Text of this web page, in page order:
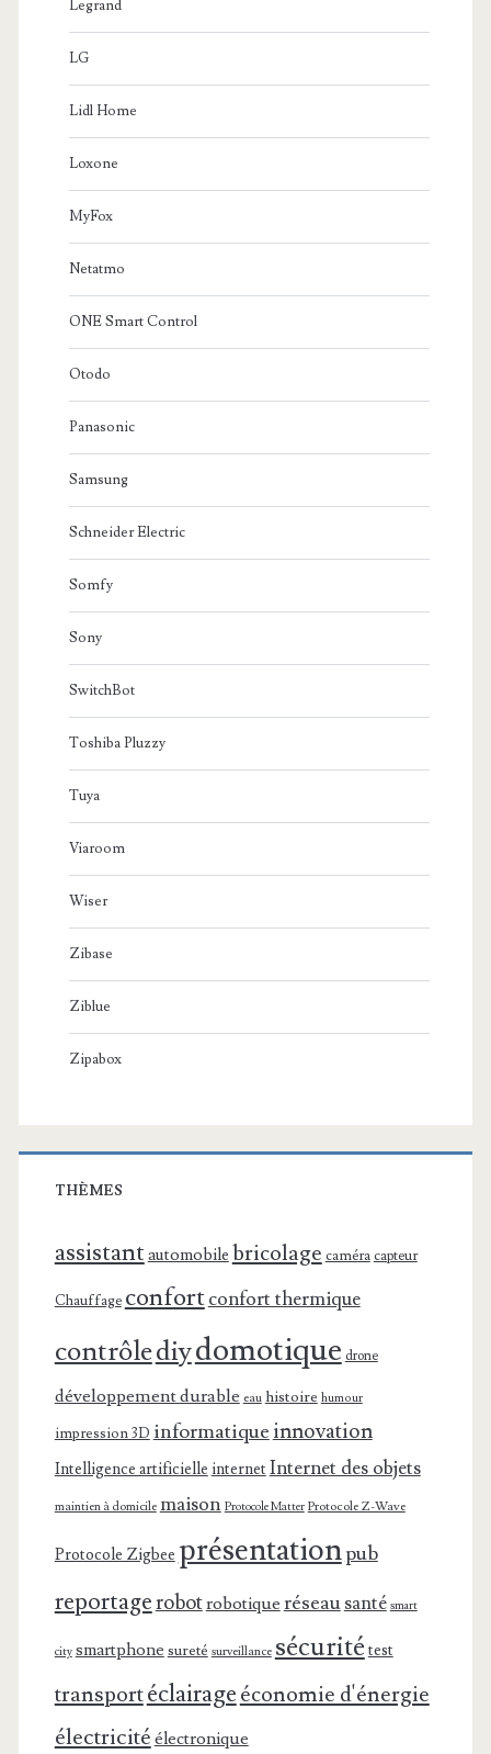
Legrand
LG
Lidl Home
Loxone
MyFox
Netatmo
ONE Smart Control
Otodo
Panasonic
Samsung
Schneider Electric
Somfy
Sony
SwitchBot
Toshiba Pluzzy
Tuya
Viaroom
Wiser
Zibase
Ziblue
Zipabox
THÈMES
assistant automobile bricolage caméra capteur
Chauffage confortconfort thermique
contrôlediydomotique drone
développement durable eau histoire humour
impression 3D informatiqueinnovation
Intelligence artificielle internet Internet des objets
maintien à domicile maison Protocole Matter Protocole Z-Wave
Protocole Zigbee présentationpub
reportagerobotrobotique réseausanté smart
city smartphone sureté surveillance sécuritétest
transportéclairageéconomie d'énergie
électricité électronique